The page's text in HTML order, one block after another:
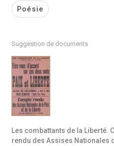
Poésie
Suggestion de documents
Les combattants de la Liberté.
rendu des Assises Nationales